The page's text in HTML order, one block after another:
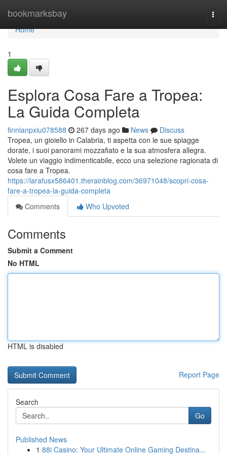
bookmarksbay
Home
Home
1
Esplora Cosa Fare a Tropea:
La Guida Completa
finnianpxiu078588 267 days ago News
Discuss
Tropea, un gioiello in Calabria, ti aspetta con le sue spiagge
dorate, i suoi panorami mozzafiato e la sua atmosfera allegra.
Volete un viaggio indimenticabile, ecco una selezione ragionata di
cosa fare a Tropea.
https://larafusx586401.therainblog.com/36971048/scopri-cosa-
fare-a-tropea-la-guida-completa
Comments
Who Upvoted
Comments
Submit a Comment
No HTML
HTML is disabled
Report Page
Search
Go
Published News
1 88i Casino: Your Ultimate Online Gaming Destina...